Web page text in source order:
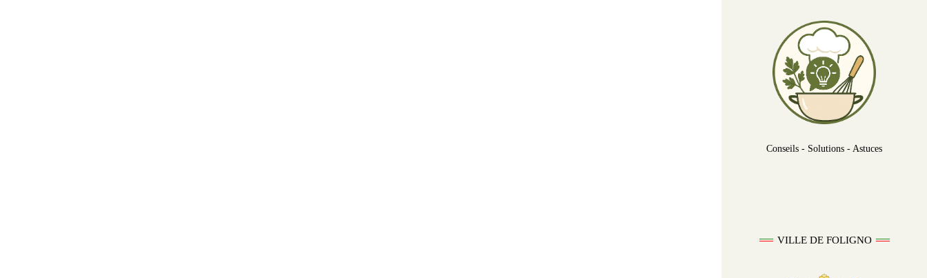
Conseils - Solutions - Astuces
VILLE DE FOLIGNO